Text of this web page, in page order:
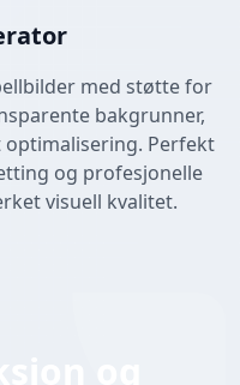
med støtte for
bakgrunner,
Perfekt
og profesjonelle
visuell kvalitet.